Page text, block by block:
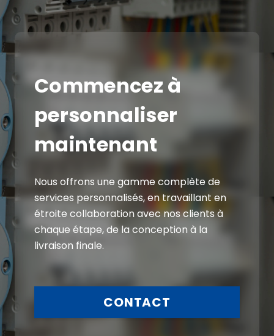
Commencez à
personnaliser
maintenant
Nous offrons une gamme complète de
services personnalisés, en travaillant en
étroite collaboration avec nos clients à
chaque étape, de la conception à la
livraison finale.
CONTACT